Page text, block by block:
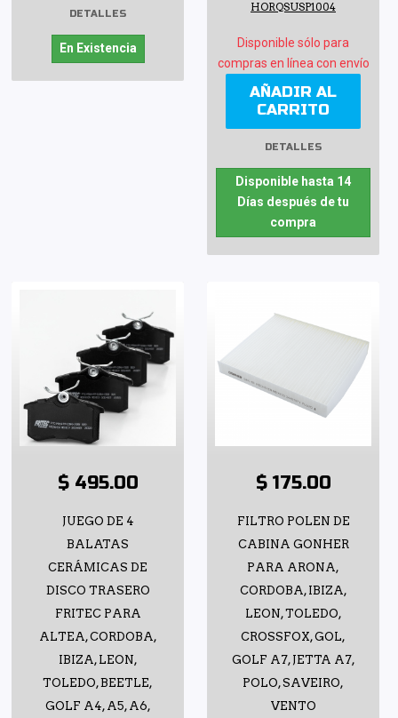
DETALLES
En Existencia
HORQSUSP1004
Disponible sólo para
compras en línea con envío
AÑADIR AL
CARRITO
DETALLES
Disponible hasta 14
Días después de tu
compra
$ 495.00
JUEGO DE 4
BALATAS
CERÁMICAS DE
DISCO TRASERO
FRITEC PARA
ALTEA, CORDOBA,
IBIZA, LEON,
TOLEDO, BEETLE,
GOLF A4, A5, A6,
$ 175.00
FILTRO POLEN DE
CABINA GONHER
PARA ARONA,
CORDOBA, IBIZA,
LEON, TOLEDO,
CROSSFOX, GOL,
GOLF A7, JETTA A7,
POLO, SAVEIRO,
VENTO